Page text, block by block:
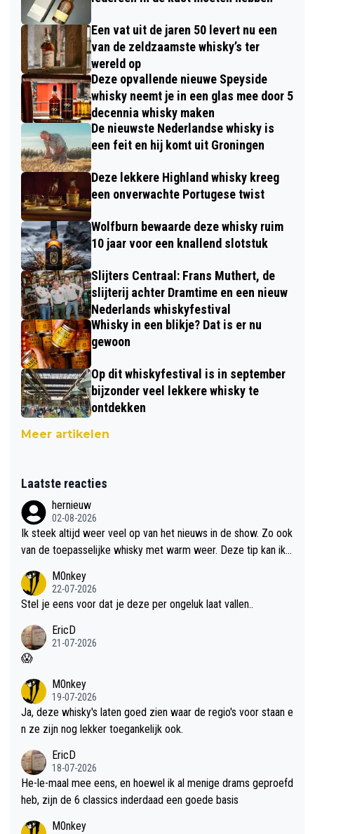
Een vat uit de jaren 50 levert nu een
van de zeldzaamste whisky’s ter
wereld op
Deze opvallende nieuwe Speyside
whisky neemt je in een glas mee door 5
decennia whisky maken
De nieuwste Nederlandse whisky is
een feit en hij komt uit Groningen
Deze lekkere Highland whisky kreeg
een onverwachte Portugese twist
Wolfburn bewaarde deze whisky ruim
10 jaar voor een knallend slotstuk
Slijters Centraal: Frans Muthert, de
slijterij achter Dramtime en een nieuw
Nederlands whiskyfestival
Whisky in een blikje? Dat is er nu
gewoon
Op dit whiskyfestival is in september
bijzonder veel lekkere whisky te
ontdekken
Meer artikelen
Laatste reacties
hernieuw
02-08-2026
Ik steek altijd weer veel op van het nieuws in de show. Zo ook
van de toepasselijke whisky met warm weer. Deze tip kan ik
M0nkey
22-07-2026
Stel je eens voor dat je deze per ongeluk laat vallen..
EricD
21-07-2026
😱
M0nkey
19-07-2026
Ja, deze whisky's laten goed zien waar de regio's voor staan e
n ze zijn nog lekker toegankelijk ook.
EricD
18-07-2026
He-le-maal mee eens, en hoewel ik al menige drams geproefd
heb, zijn de 6 classics inderdaad een goede basis
M0nkey